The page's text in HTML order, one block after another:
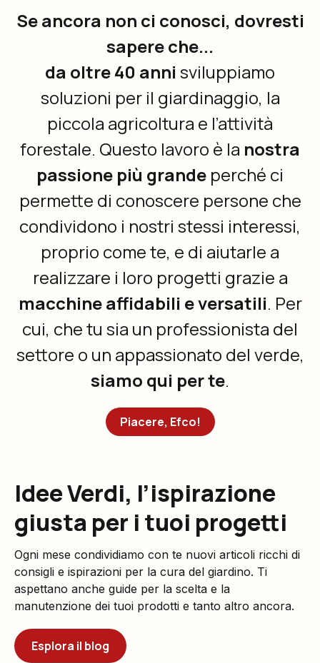
Se ancora non ci conosci, dovresti
sapere che...
da oltre 40 anni sviluppiamo
soluzioni per il giardinaggio, la
piccola agricoltura e l’attività
forestale. Questo lavoro è la nostra
passione più grande perché ci
permette di conoscere persone che
condividono i nostri stessi interessi,
proprio come te, e di aiutarle a
realizzare i loro progetti grazie a
macchine affidabili e versatili. Per
cui, che tu sia un professionista del
settore o un appassionato del verde,
siamo qui per te.
Piacere, Efco!
Idee Verdi, l’ispirazione
giusta per i tuoi progetti
Ogni mese condividiamo con te nuovi articoli ricchi di
consigli e ispirazioni per la cura del giardino. Ti
aspettano anche guide per la scelta e la
manutenzione dei tuoi prodotti e tanto altro ancora.
Esplora il blog